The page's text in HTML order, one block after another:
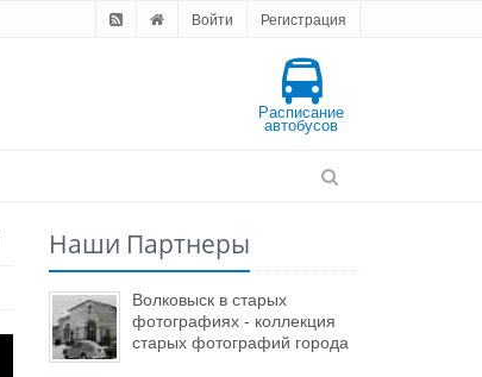
Войти Регистрация
Расписание
автобусов
Наши Партнеры
Волковыск в старых
фотографиях - коллекция
старых фотографий города